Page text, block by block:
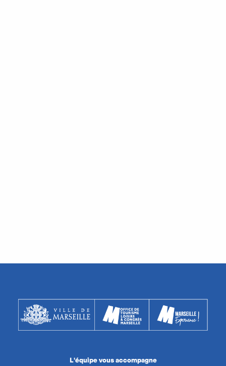
L'équipe vous accompagne